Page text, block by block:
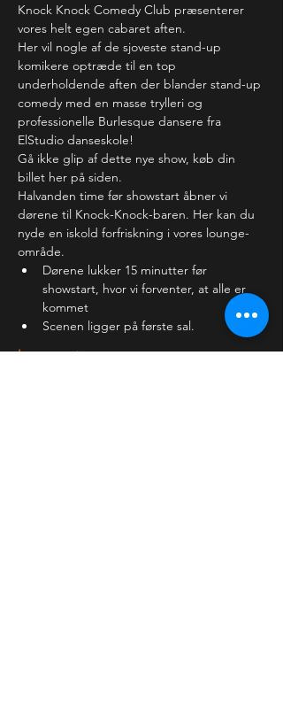
Knock Knock Comedy Club præsenterer
vores helt egen cabaret aften.
Her vil nogle af de sjoveste stand-up
komikere optræde til en top
underholdende aften der blander stand-up
comedy med en masse trylleri og
professionelle Burlesque dansere fra
ElStudio danseskole!
Gå ikke glip af dette nye show, køb din
billet her på siden.
Halvanden time før showstart åbner vi
dørene til Knock-Knock-baren. Her kan du
nyde en iskold forfriskning i vores lounge-
område.
Dørene lukker 15 minutter før
showstart, hvor vi forventer, at alle er
kommet
Scenen ligger på første sal.
Læs mere >